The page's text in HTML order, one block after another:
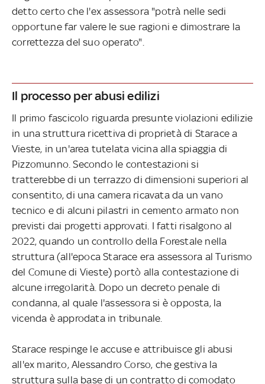
detto certo che l'ex assessora "potrà nelle sedi
opportune far valere le sue ragioni e dimostrare la
correttezza del suo operato".
Il processo per abusi edilizi
Il primo fascicolo riguarda presunte violazioni edilizie
in una struttura ricettiva di proprietà di Starace a
Vieste, in un'area tutelata vicina alla spiaggia di
Pizzomunno. Secondo le contestazioni si
tratterebbe di un terrazzo di dimensioni superiori al
consentito, di una camera ricavata da un vano
tecnico e di alcuni pilastri in cemento armato non
previsti dai progetti approvati. I fatti risalgono al
2022, quando un controllo della Forestale nella
struttura (all'epoca Starace era assessora al Turismo
del Comune di Vieste) portò alla contestazione di
alcune irregolarità. Dopo un decreto penale di
condanna, al quale l'assessora si è opposta, la
vicenda è approdata in tribunale.
Starace respinge le accuse e attribuisce gli abusi
all'ex marito, Alessandro Corso, che gestiva la
struttura sulla base di un contratto di comodato